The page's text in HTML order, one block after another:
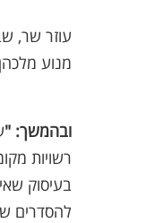
עוזר שר,
מנוע
ובהמשך: "
רשויות
בעיסוק
להסדרים